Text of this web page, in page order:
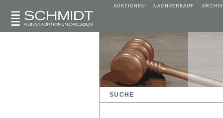
AUKTIONEN NACHVERKAUF ARCHIV
SUCHE